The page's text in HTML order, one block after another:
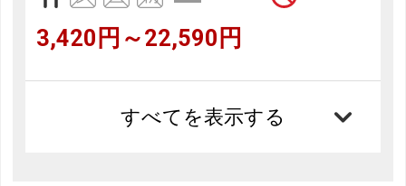
3,420円～22,590円
すべてを表示する